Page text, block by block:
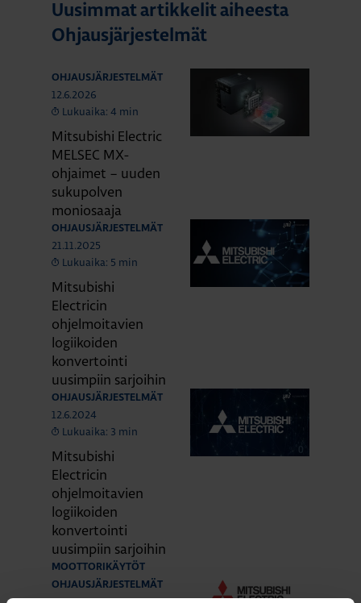
Uusimmat artikkelit aiheesta
Ohjausjärjestelmät
OHJAUSJÄRJESTELMÄT
12.6.2026
Lukuaika: 4 min
Mitsubishi Electric
MELSEC MX-
ohjaimet – uuden
sukupolven
moniosaaja
OHJAUSJÄRJESTELMÄT
21.11.2025
Lukuaika: 5 min
Mitsubishi
Electricin
ohjelmoitavien
logiikoiden
konvertointi
uusimpiin sarjoihin
OHJAUSJÄRJESTELMÄT
12.6.2024
Lukuaika: 3 min
Mitsubishi
Electricin
ohjelmoitavien
logiikoiden
konvertointi
uusimpiin sarjoihin
MOOTTORIKÄYTÖT
OHJAUSJÄRJESTELMÄT